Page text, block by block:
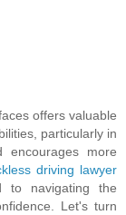
offers valuable
particularly in
encourages more
driving lawyer
to navigating the
Let's turn